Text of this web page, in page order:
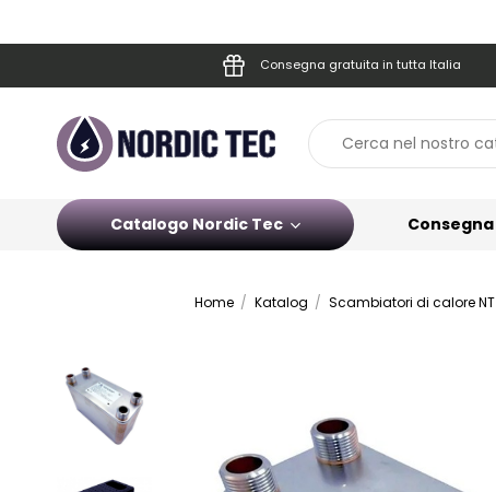
Consegna gratuita in tutta Italia
Catalogo Nordic Tec Consegna
Home Katalog Scambiatori di calore NT